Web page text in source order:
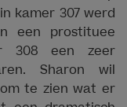
kamer 307 werd
een prostituee
308 een zeer
Sharon wil
te zien wat er